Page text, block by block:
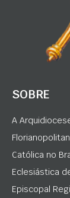
SOBRE
A
Católica no
Eclesiástica
Episcopal